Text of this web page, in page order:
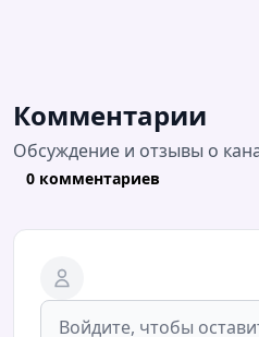
Комментарии
Обсуждение и отзывы о
0 комментариев